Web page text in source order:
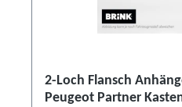
2-Loch Flansch
Peugeot Partner